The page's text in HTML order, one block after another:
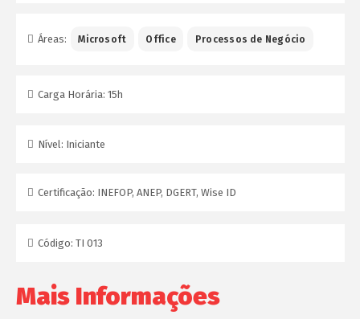
Áreas: Microsoft Office Processos de Negócio
Carga Horária: 15h
Nível: Iniciante
Certificação: INEFOP, ANEP, DGERT, Wise ID
Código: TI 013
Mais Informações